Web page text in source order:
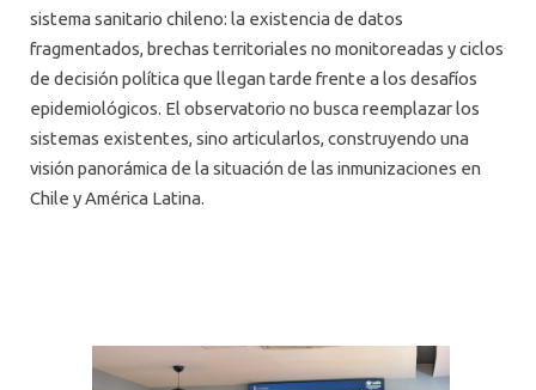
sistema sanitario chileno: la existencia de datos
fragmentados, brechas territoriales no monitoreadas y ciclos
de decisión política que llegan tarde frente a los desafíos
epidemiológicos. El observatorio no busca reemplazar los
sistemas existentes, sino articularlos, construyendo una
visión panorámica de la situación de las inmunizaciones en
Chile y América Latina.